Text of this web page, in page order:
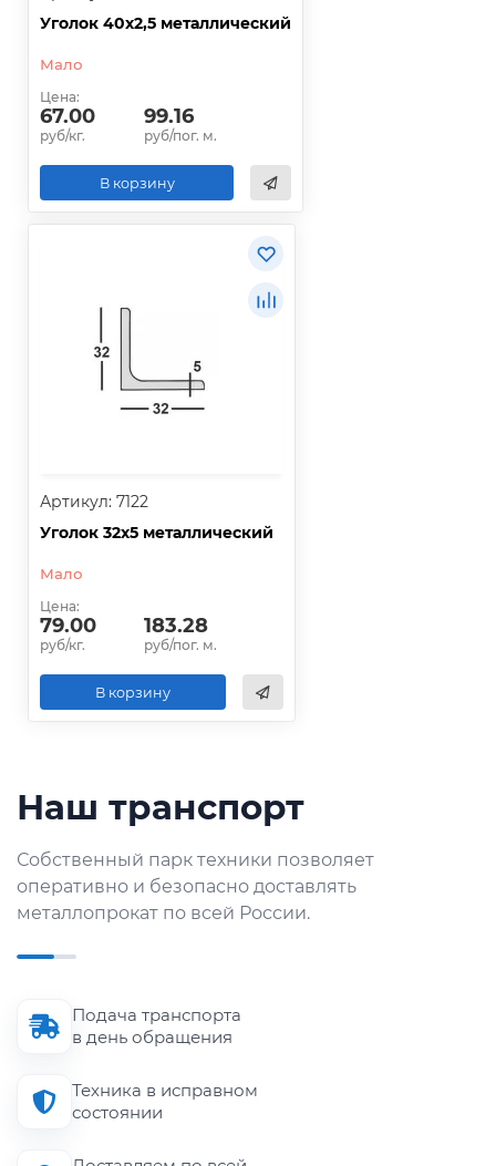
Уголок 40х2,5 металлический
Мало
Цена:
67.00
руб/кг.
99.16
руб/пог. м.
В корзину
Артикул: 7122
Уголок 32х5 металлический
Мало
Цена:
79.00
руб/кг.
183.28
руб/пог. м.
В корзину
Наш транспорт
Собственный парк техники позволяет
оперативно и безопасно доставлять
металлопрокат по всей России.
Подача транспорта
в день обращения
Техника в исправном
состоянии